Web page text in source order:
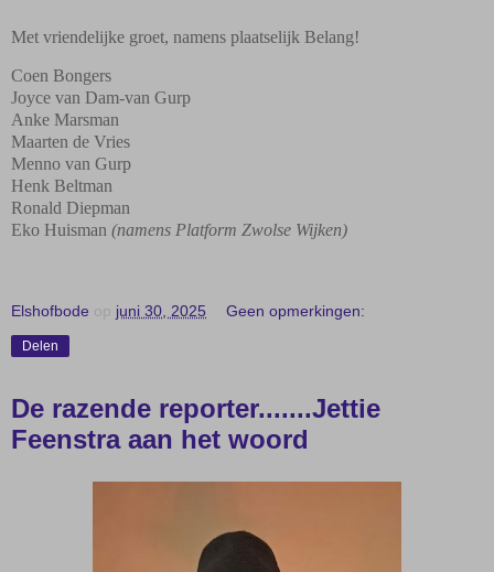
Met vriendelijke groet, namens plaatselijk Belang!
Coen Bongers
Joyce van Dam-van Gurp
Anke Marsman
Maarten de Vries
Menno van Gurp
Henk Beltman
Ronald Diepman
Eko Huisman (namens Platform Zwolse Wijken)
Elshofbode op juni 30, 2025 Geen opmerkingen:
Delen
De razende reporter.......Jettie
Feenstra aan het woord